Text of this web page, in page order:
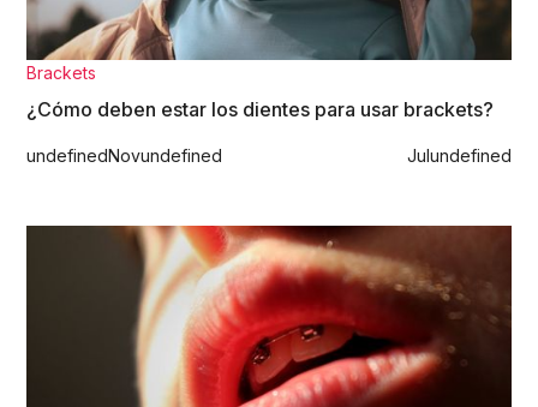
Brackets
¿Cómo deben estar los dientes para usar brackets?
undefinedNovundefined Julundefined